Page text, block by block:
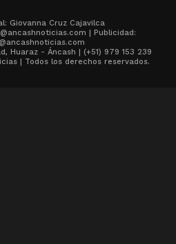
Giovanna Cruz Cajavilca
| Publicidad:
Huaraz - Áncash | (+51) 979 153 239
| Todos los derechos reservados.